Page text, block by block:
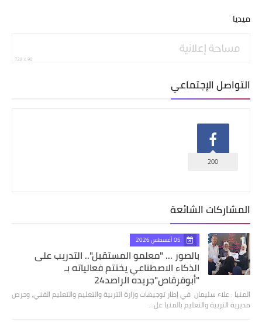
ميديا
التواصل الإجتماعي
200
المشاركات الشائعة
05 أغسطس 2026
بالصور ... "معلمو المستقبل".. التدريب على
الذكاء الاصطناعي يختتم فعالياته بـ
"أبوقرقاص"جريده الراصد24
المنيا : علاء سليمان في إطار توجيهات وزارة التربية والتعليم والتعليم الفني، وحرص
مديرية التربية والتعليم بالمنيا عل…